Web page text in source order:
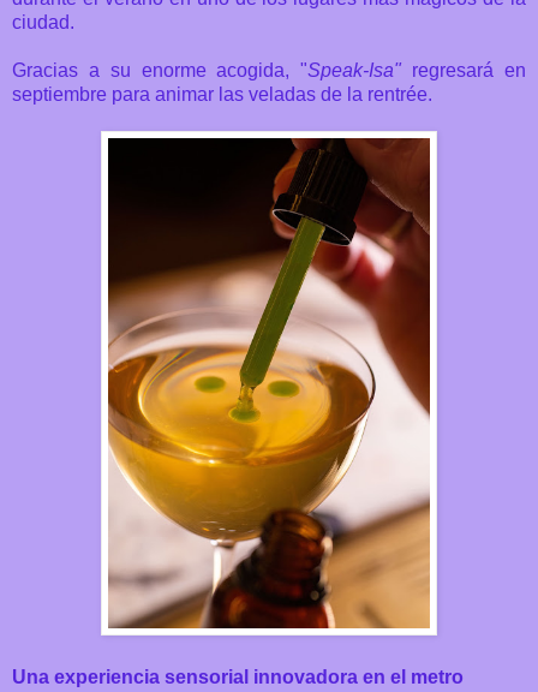
ciudad.
Gracias a su enorme acogida, "Speak-Isa" regresará en
septiembre para animar las veladas de la rentrée.
Una experiencia sensorial innovadora en el metro